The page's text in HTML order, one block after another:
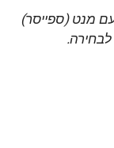
עם מנט (ספייסר)